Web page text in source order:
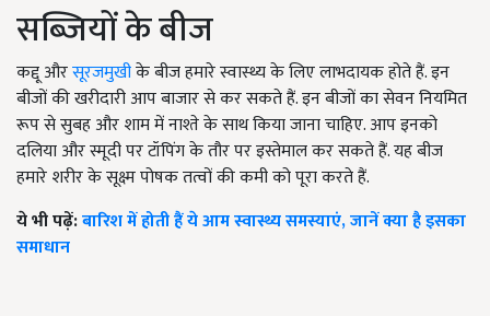
सब्जियों के बीज
कद्दू औरसूरजमुखीके बीज हमारे स्वास्थ्य के लिए लाभदायक होते हैं. इन
बीजों की खरीदारी आप बाजार से कर सकते हैं. इन बीजों का सेवन नियमित
रूप से सुबह और शाम में नाश्ते के साथ किया जाना चाहिए. आप इनको
दलिया और स्मूदी पर टॉपिंग के तौर पर इस्तेमाल कर सकते हैं. यह बीज
हमारे शरीर के सूक्ष्म पोषक तत्वों की कमी को पूरा करते हैं.
ये भी पढ़ें:बारिश में होती हैं ये आम स्वास्थ्य समस्याएं, जानें क्या है इसका
समाधान